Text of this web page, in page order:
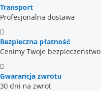
Transport
Profesjonalna dostawa
Bezpieczna płatność
Cenimy Twoje bezpieczeństwo
Gwarancja zwrotu
30 dni na zwrot